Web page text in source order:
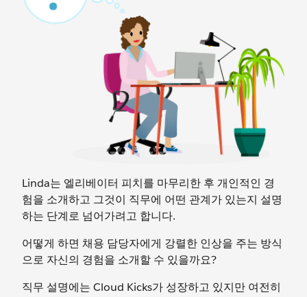
Linda는 엘리베이터 피치를 마무리한 후 개인적인 경
험을 소개하고 그것이 직무에 어떤 관계가 있는지 설명
하는 단계로 넘어가려고 합니다.
어떻게 하면 채용 담당자에게 강렬한 인상을 주는 방식
으로 자신의 경험을 소개할 수 있을까요?
직무 설명에는 Cloud Kicks가 성장하고 있지만 여전히